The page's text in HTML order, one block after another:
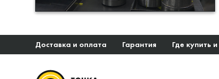
Доставка и оплата Гарантия Где купить